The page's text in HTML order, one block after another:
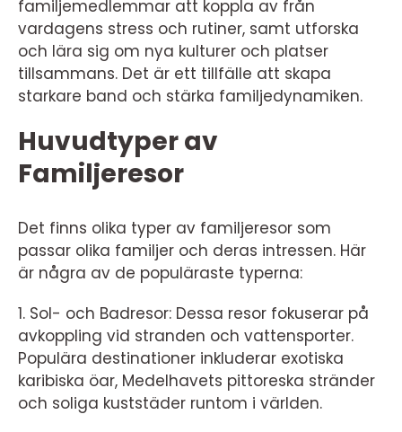
familjemedlemmar att koppla av från
vardagens stress och rutiner, samt utforska
och lära sig om nya kulturer och platser
tillsammans. Det är ett tillfälle att skapa
starkare band och stärka familjedynamiken.
Huvudtyper av
Familjeresor
Det finns olika typer av familjeresor som
passar olika familjer och deras intressen. Här
är några av de populäraste typerna:
1. Sol- och Badresor: Dessa resor fokuserar på
avkoppling vid stranden och vattensporter.
Populära destinationer inkluderar exotiska
karibiska öar, Medelhavets pittoreska stränder
och soliga kuststäder runtom i världen.